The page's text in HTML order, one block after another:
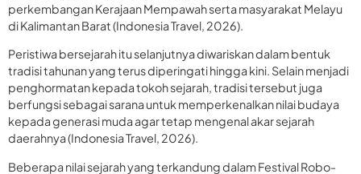
perkembangan Kerajaan Mempawah serta masyarakat Melayu
di Kalimantan Barat (Indonesia Travel, 2026).
Peristiwa bersejarah itu selanjutnya diwariskan dalam bentuk
tradisi tahunan yang terus diperingati hingga kini. Selain menjadi
penghormatan kepada tokoh sejarah, tradisi tersebut juga
berfungsi sebagai sarana untuk memperkenalkan nilai budaya
kepada generasi muda agar tetap mengenal akar sejarah
daerahnya (Indonesia Travel, 2026).
Beberapa nilai sejarah yang terkandung dalam Festival Robo-